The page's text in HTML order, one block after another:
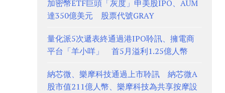
加密幣ETF巨頭「灰度」申美股IPO、AUM
達350億美元 股票代號GRAY
量化派5次遞表終通過港IPO聆訊、擁電商
平台「羊小咩」 首5月溢利1.25億人幣
納芯微、樂摩科技通過上市聆訊 納芯微A
股市值211億人幣、樂摩科技為共享按摩設